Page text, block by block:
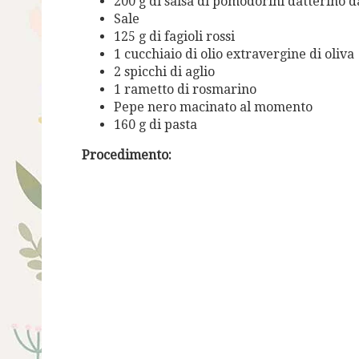
Sale
125 g di fagioli rossi
1 cucchiaio di olio extravergine di oliva
2 spicchi di aglio
1 rametto di rosmarino
Pepe nero macinato al momento
160 g di pasta
Procedimento: